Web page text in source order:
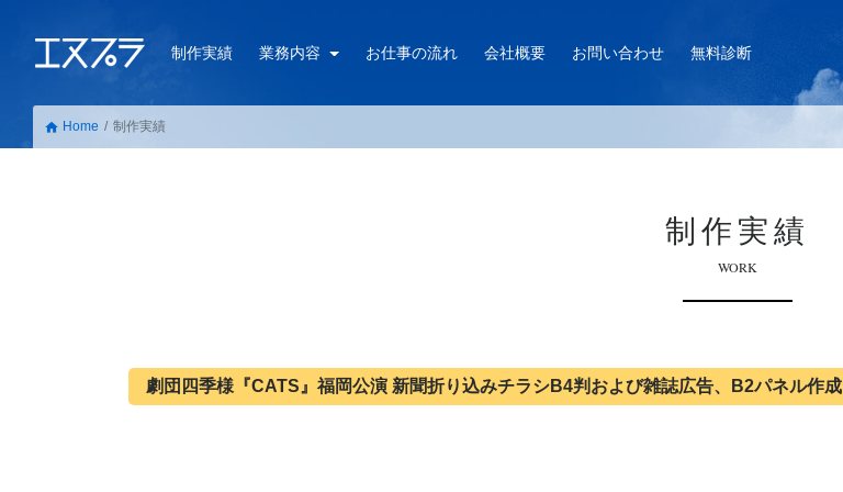
制作実績 業務内容 お仕事の流れ 会社概要 お問い合わせ 無料診断
home Home 制作実績
制作実績
WORK
劇団四季様『CATS』福岡公演 新聞折り込みチラシB4判および雑誌広告、B2パネル作成